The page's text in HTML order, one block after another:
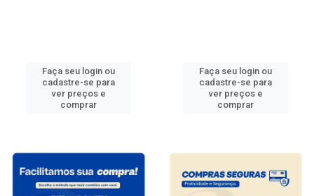
Faça seu login ou
cadastre-se para
ver preços e
comprar
Faça seu login ou
cadastre-se para
ver preços e
comprar